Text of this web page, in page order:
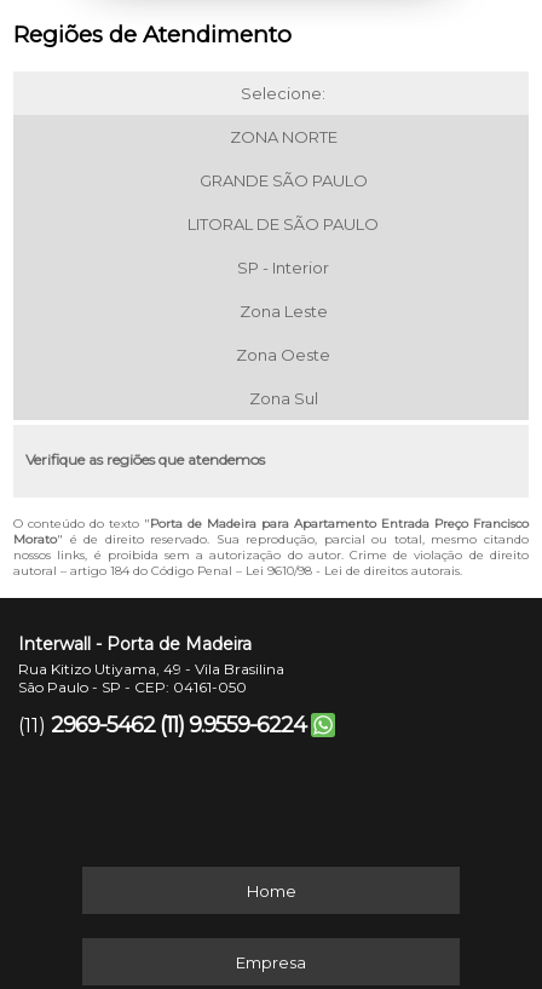
Regiões de Atendimento
Selecione:
ZONA NORTE
GRANDE SÃO PAULO
LITORAL DE SÃO PAULO
SP - Interior
Zona Leste
Zona Oeste
Zona Sul
Verifique as regiões que atendemos
O conteúdo do texto "Porta de Madeira para Apartamento Entrada Preço Francisco
Morato" é de direito reservado. Sua reprodução, parcial ou total, mesmo citando
nossos links, é proibida sem a autorização do autor. Crime de violação de direito
autoral – artigo 184 do Código Penal – Lei 9610/98 - Lei de direitos autorais.
Interwall - Porta de Madeira
Rua Kitizo Utiyama, 49 - Vila Brasilina
São Paulo - SP - CEP: 04161-050
(11) 2969-5462 (11) 9.9559-6224
Home
Empresa